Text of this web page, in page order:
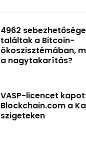
4962
találtak a Bitcoin-
ökoszisztémában,
a nagytakarítás?
VASP-licencet
Blockchain.com a
szigeteken